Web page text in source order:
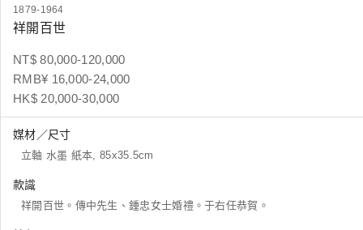
1879-1964
祥開百世
NT$ 80,000-120,000
RMB¥ 16,000-24,000
HK$ 20,000-30,000
媒材／尺寸
立軸 水墨 紙本, 85x35.5cm
款識
祥開百世。傳中先生、鍾忠女士婚禮。于右任恭賀。